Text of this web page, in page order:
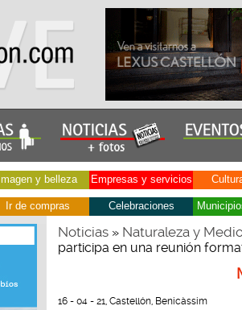
Imagen y belleza Empresas y servicios
Ir de compras Celebraciones
Noticias» Naturaleza y
participa en una reunión
16 - 04 - 21, Castellón, Benicàssim